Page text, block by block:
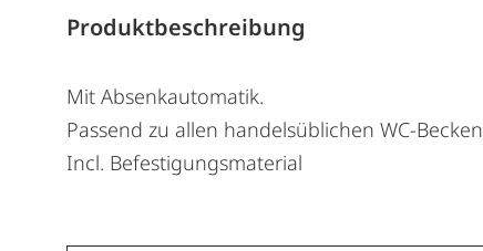
Produktbeschreibung
Mit Absenkautomatik.
Passend zu allen handelsüblichen WC-Becken
Incl. Befestigungsmaterial